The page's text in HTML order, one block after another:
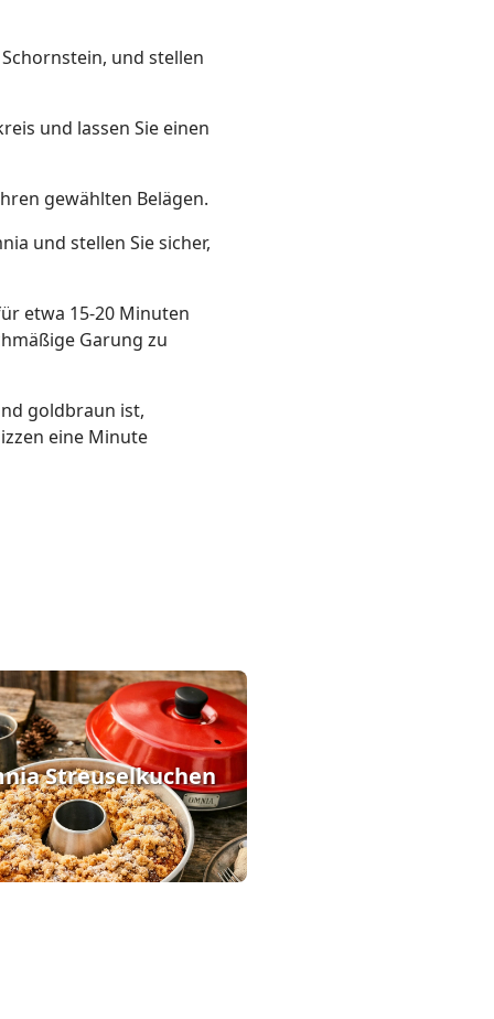
und stellen
und lassen Sie einen
gewählten Belägen.
und stellen Sie sicher,
etwa 15-20 Minuten
Garung zu
goldbraun ist,
eine Minute
Streuselkuchen